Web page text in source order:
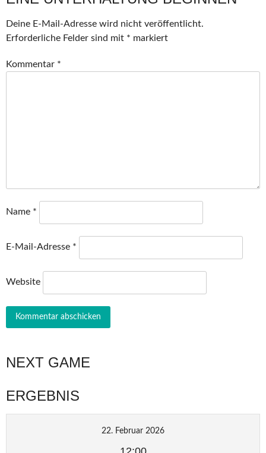
Deine E-Mail-Adresse wird nicht veröffentlicht.
Erforderliche Felder sind mit * markiert
Kommentar *
Name *
E-Mail-Adresse *
Website
NEXT GAME
ERGEBNIS
22. Februar 2026